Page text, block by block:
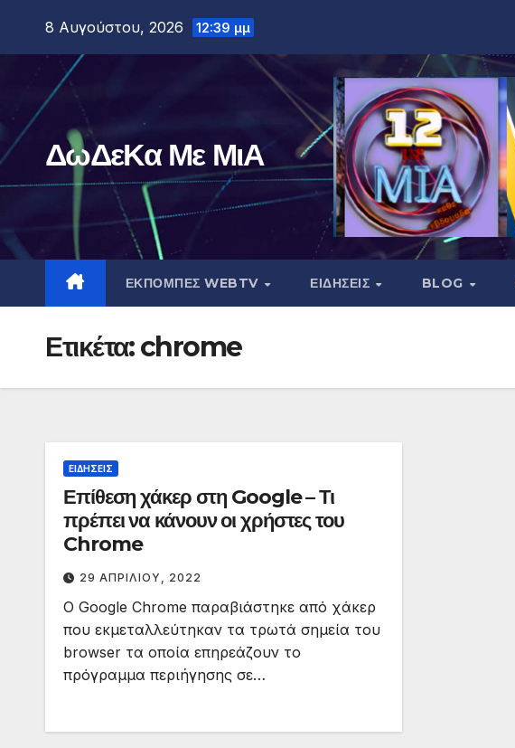
περιεχόμενο
8 Αυγούστου, 2026 12:39 μμ
ΔωΔεΚα Με ΜιΑ
ΕΚΠΟΜΠΕΣ WEBTV ΕΙΔΗΣΕΙΣ BLOG
Ετικέτα:chrome
ΕΙΔΉΣΕΙΣ
Επίθεση χάκερ στη Google – Τι
πρέπει να κάνουν οι χρήστες του
Chrome
29 ΑΠΡΙΛΊΟΥ, 2022
Ο Google Chrome παραβιάστηκε από χάκερ
που εκμεταλλεύτηκαν τα τρωτά σημεία του
browser τα οποία επηρεάζουν το
πρόγραμμα περιήγησης σε…